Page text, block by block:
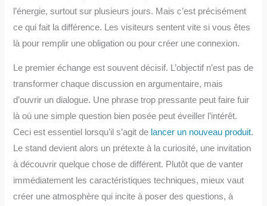
l’énergie, surtout sur plusieurs jours. Mais c’est précisément
ce qui fait la différence. Les visiteurs sentent vite si vous êtes
là pour remplir une obligation ou pour créer une connexion.
Le premier échange est souvent décisif. L’objectif n’est pas de
transformer chaque discussion en argumentaire, mais
d’ouvrir un dialogue. Une phrase trop pressante peut faire fuir
là où une simple question bien posée peut éveiller l’intérêt.
Ceci est essentiel lorsqu’il s’agit de lancer un nouveau produit.
Le stand devient alors un prétexte à la curiosité, une invitation
à découvrir quelque chose de différent. Plutôt que de vanter
immédiatement les caractéristiques techniques, mieux vaut
créer une atmosphère qui incite à poser des questions, à